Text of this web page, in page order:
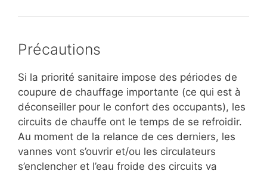
Précautions
Si la priorité sanitaire impose des périodes de
coupure de chauffage importante (ce qui est à
déconseiller pour le confort des occupants), les
circuits de chauffe ont le temps de se refroidir.
Au moment de la relance de ces derniers, les
vannes vont s’ouvrir et/ou les circulateurs
s’enclencher et l’eau froide des circuits va